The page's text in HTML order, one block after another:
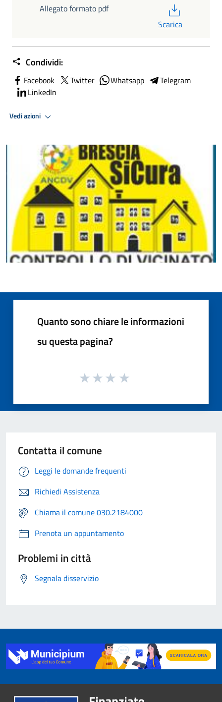
Allegato formato pdf
Scarica
Condividi:
Facebook Twitter Whatsapp
Telegram
LinkedIn
Vedi azioni
Quanto sono chiare le informazioni
su questa pagina?
Contatta il comune
Leggi le domande frequenti
Richiedi Assistenza
Chiama il comune 030.2184000
Prenota un appuntamento
Problemi in città
Segnala disservizio